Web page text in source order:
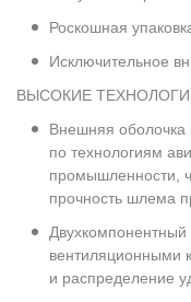
Роскошная
Исключительное
ВЫСОКИЕ
Внешняя оболочка
по технологиям
промышленности,
прочность шлема
вентиляционными
и распределение